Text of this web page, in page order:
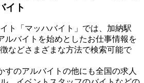
イト
ト「マッハバイト」では、加納駅
ルバイトを始めとしたお仕事情報を
などさまざまな方法で検索可能で
すのアルバイトの他にも全国の求人